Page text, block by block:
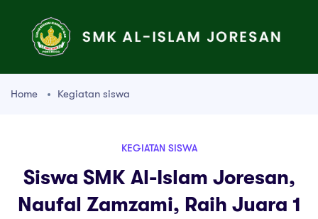
Home Kegiatan siswa
KEGIATAN SISWA
Siswa SMK Al-Islam Joresan,
Naufal Zamzami, Raih Juara 1